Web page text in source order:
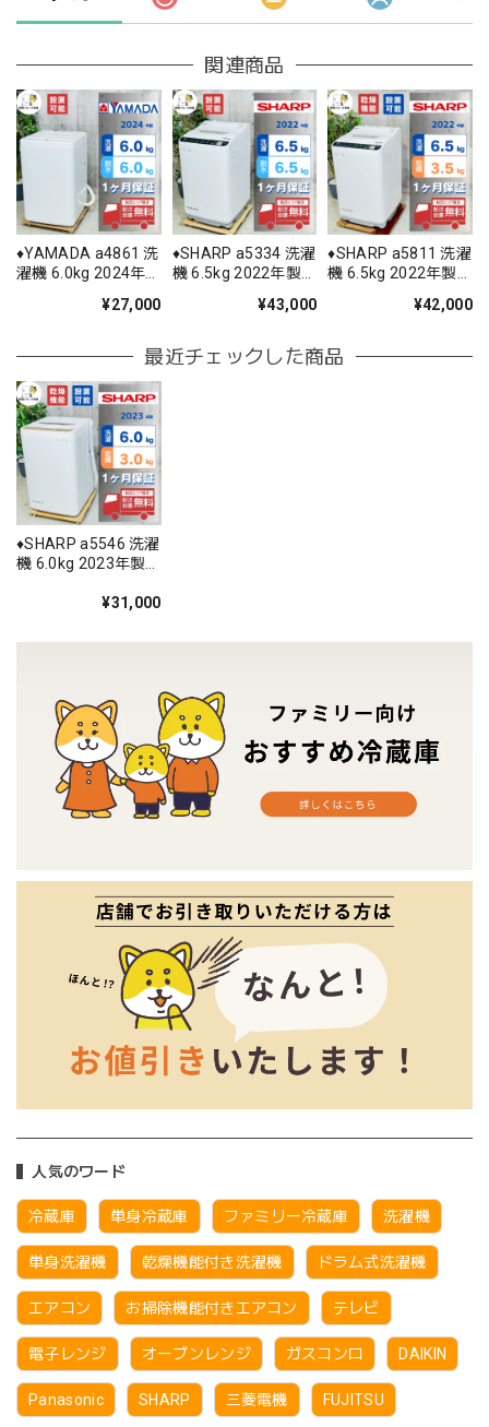
人気のワード
冷蔵庫 単身冷蔵庫 ファミリー冷蔵庫 洗濯機
単身洗濯機 乾燥機能付き洗濯機 ドラム式洗濯機
エアコン お掃除機能付きエアコン テレビ
電子レンジ オーブンレンジ ガスコンロ DAIKIN
Panasonic SHARP 三菱電機 FUJITSU
関連商品
♦️YAMADA a4861 洗
濯機 6.0kg 2024年
¥27,000
♦️SHARP a5334 洗濯
機 6.5kg 2022年製
¥43,000
♦️SHARP a5811 洗濯
機 6.5kg 2022年製
¥42,000
最近チェックした商品
♦️SHARP a5546 洗濯
機 6.0kg 2023年製
¥31,000